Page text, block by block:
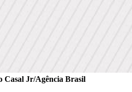
Casal Jr/Agência Brasil